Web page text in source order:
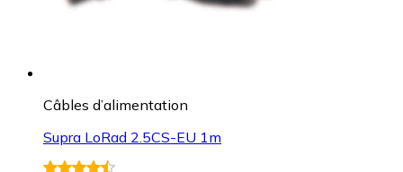
Câbles d’alimentation
Supra LoRad 2.5CS-EU 1m